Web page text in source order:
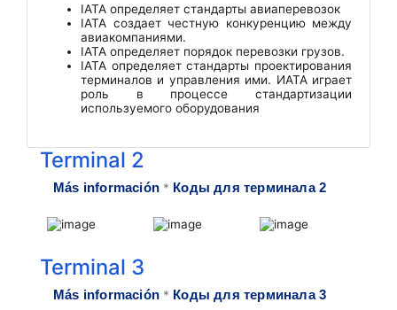
IATA определяет стандарты авиаперевозок
IATA создает честную конкуренцию между
авиакомпаниями.
IATA определяет порядок перевозки грузов.
IATA определяет стандарты проектирования
терминалов и управления ими. ИАТА играет
роль в процессе стандартизации
используемого оборудования
Terminal 2
Más información * Коды для терминала 2
Terminal 3
Más información * Коды для терминала 3